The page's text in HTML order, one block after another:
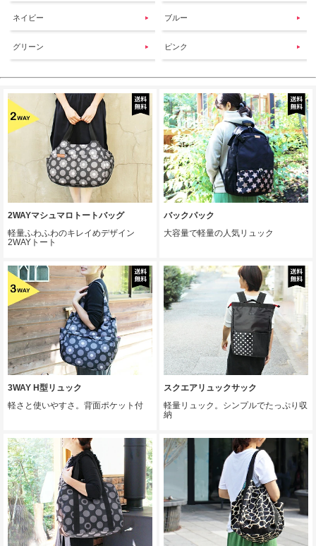
ネイビー
グリーン
ブルー
ピンク
2WAYマシュマロトートバッグ
軽量ふわふわのキレイめデザイン
2WAYトート
バックパック
大容量で軽量の人気リュック
3WAY H型リュック
軽さと使いやすさ。背面ポケット付
スクエアリュックサック
軽量リュック。シンプルでたっぷり収
納